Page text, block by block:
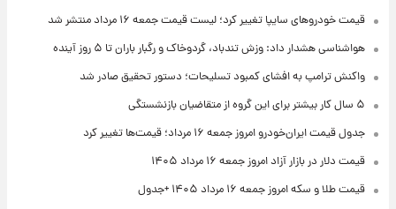
قیمت خودروهای سایپا تغییر کرد؛ لیست قیمت جمعه ۱۶ مرداد منتشر شد
هواشناسی هشدار داد: وزش تندباد، گردوخاک و رگبار باران تا ۵ روز آینده
واکنش ترامپ به افشای کمبود تسلیحات؛ دستور تحقیق صادر شد
۵ سال کار بیشتر برای این گروه از متقاضیان بازنشستگی
جدول قیمت ایران‌خودرو امروز جمعه ۱۶ مرداد؛ قیمت‌ها تغییر کرد
قیمت دلار در بازار آزاد امروز جمعه ۱۶ مرداد ۱۴۰۵
قیمت طلا و سکه امروز جمعه ۱۶ مرداد ۱۴۰۵ +جدول